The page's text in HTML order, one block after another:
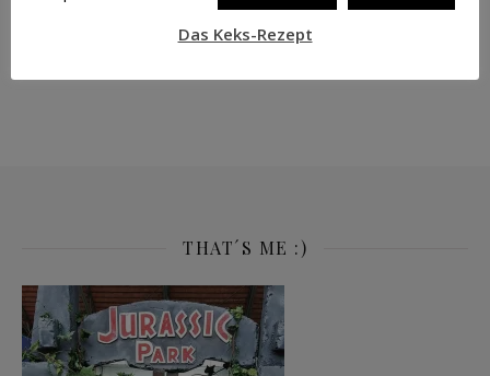
SUPERMAN THE BATMAN THRILLER
THAT´S ME :)
Das Keks-Rezept